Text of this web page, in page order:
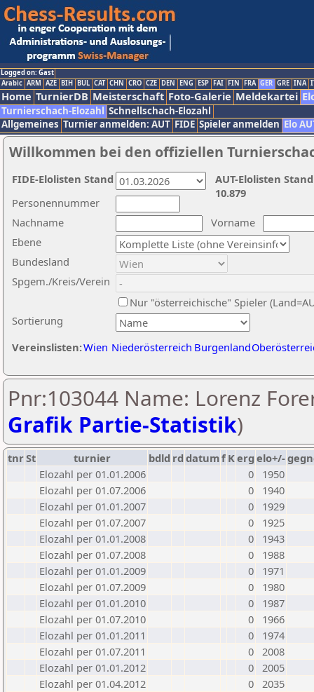
Logged on: Gast
Arabic ARM AZE BIH BUL CAT CHN CRO CZE DEN ENG ESP FAI FIN FRA GER GRE INA
Home TurnierDB Meisterschaft Foto-Galerie Meldekartei
Turnierschach-Elozahl Schnellschach-Elozahl
Allgemeines Turnier anmelden: AUT FIDE Spieler anmelden Elo
Willkommen bei den offiziellen
Nachname
Vorname
Ebene
Sortierung
Personennummer
Bundesland
Spgem./Kreis/Verein
Nur "österreichische" Spieler
Vereinslisten:Wien Niederösterreich Burgenland
AUT-Elolisten
10.879
FIDE-Elolisten Stand
Pnr:103044 Name: Lorenz
Grafik Partie-Statistik)
tnrSt turnier bdld rd datumf Kerg elo+/-
Elozahl per 01.01.2006
0
1950
Elozahl per 01.07.2006
0
1940
Elozahl per 01.01.2007
0
1929
Elozahl per 01.07.2007
0
1925
Elozahl per 01.01.2008
0
1943
Elozahl per 01.07.2008
0
1988
Elozahl per 01.01.2009
0
1971
Elozahl per 01.07.2009
0
1980
Elozahl per 01.01.2010
0
1987
Elozahl per 01.07.2010
0
1966
Elozahl per 01.01.2011
0
1974
Elozahl per 01.07.2011
0 2008
Elozahl per 01.01.2012
0 2005
Elozahl per 01.04.2012
0 2035